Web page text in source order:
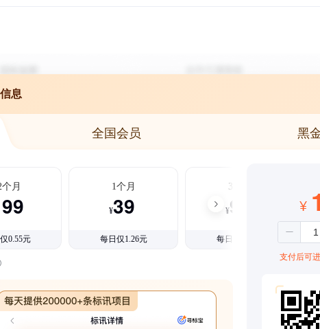
息
全国会员 黑
个月
0.55元
1个月
¥39
每日仅1.26元
3个月
¥99
每日仅1.08元
¥
支付后可